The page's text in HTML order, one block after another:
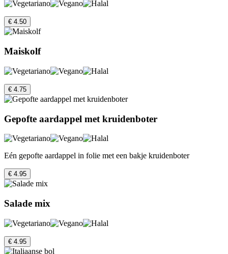
€ 4.50
Maiskolf
€ 4.75
Gepofte aardappel met kruidenboter
Eén gepofte aardappel in folie met een bakje kruidenboter
€ 4.95
Salade mix
€ 4.95